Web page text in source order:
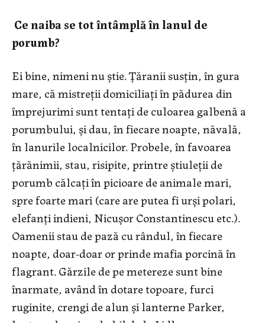
Ce naiba se tot întâmplă în lanul de
porumb?
Ei bine, nimeni nu știe. Țăranii susțin, în gura
mare, că mistreții domiciliaţi în pădurea din
împrejurimi sunt tentați de culoarea galbenă a
porumbului, și dau, în fiecare noapte, năvală,
în lanurile localnicilor. Probele, în favoarea
țărănimii, stau, risipite, printre știuleții de
porumb călcați în picioare de animale mari,
spre foarte mari (care are putea fi urși polari,
elefanţi indieni, Nicuşor Constantinescu etc.).
Oamenii stau de pază cu rândul, în fiecare
noapte, doar-doar or prinde mafia porcină în
flagrant. Gărzile de pe metereze sunt bine
înarmate, având în dotare topoare, furci
ruginite, crengi de alun și lanterne Parker,